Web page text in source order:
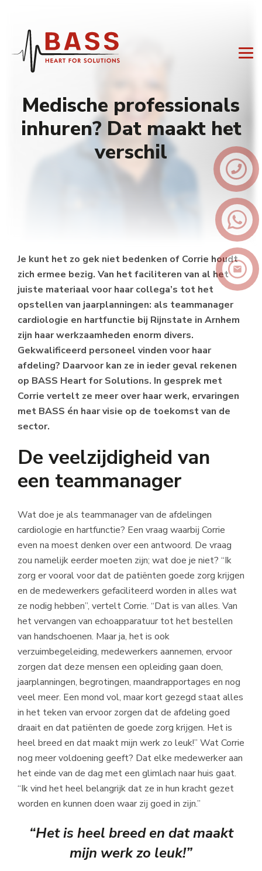
Medische professionals
inhuren? Dat maakt het
verschil
Je kunt het zo gek niet bedenken of Corrie houdt
zich ermee bezig. Van het faciliteren van al het
juiste materiaal voor haar collega’s tot het
opstellen van jaarplanningen: als teammanager
cardiologie en hartfunctie bij Rijnstate in Arnhem
zijn haar werkzaamheden enorm divers.
Gekwalificeerd personeel vinden voor haar
afdeling? Daarvoor kan ze in ieder geval rekenen
op BASS Heart for Solutions. In gesprek met
Corrie vertelt ze meer over haar werk, ervaringen
met BASS én haar visie op de toekomst van de
sector.
De veelzijdigheid van
een teammanager
Wat doe je als teammanager van de afdelingen
cardiologie en hartfunctie? Een vraag waarbij Corrie
even na moest denken over een antwoord. De vraag
zou namelijk eerder moeten zijn; wat doe je niet? “Ik
zorg er vooral voor dat de patiënten goede zorg krijgen
en de medewerkers gefaciliteerd worden in alles wat
ze nodig hebben”, vertelt Corrie. “Dat is van alles. Van
het vervangen van echoapparatuur tot het bestellen
van handschoenen. Maar ja, het is ook
verzuimbegeleiding, medewerkers aannemen, ervoor
zorgen dat deze mensen een opleiding gaan doen,
jaarplanningen, begrotingen, maandrapportages en nog
veel meer. Een mond vol, maar kort gezegd staat alles
in het teken van ervoor zorgen dat de afdeling goed
draait en dat patiënten de goede zorg krijgen. Het is
heel breed en dat maakt mijn werk zo leuk!” Wat Corrie
nog meer voldoening geeft? Dat elke medewerker aan
het einde van de dag met een glimlach naar huis gaat.
“Ik vind het heel belangrijk dat ze in hun kracht gezet
worden en kunnen doen waar zij goed in zijn.”
“Het is heel breed en dat maakt
mijn werk zo leuk!”